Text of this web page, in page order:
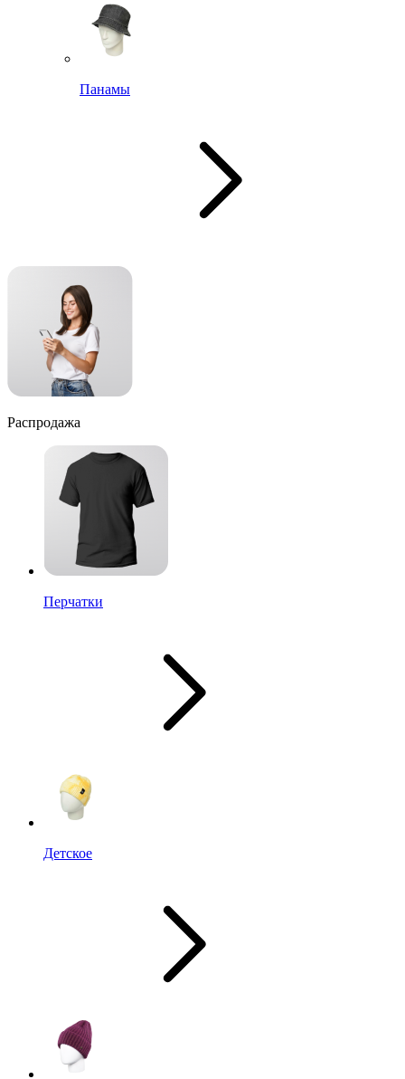
Панамы
Распродажа
Перчатки
Детское